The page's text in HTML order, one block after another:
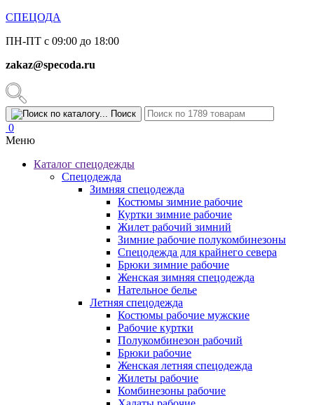
СПЕЦОДА
ПН-ПТ с 09:00 до 18:00
zakaz@specoda.ru
Поиск
0
Меню
Каталог спецодежды
Спецодежда
Зимняя спецодежда
Костюмы зимние рабочие
Куртки зимние рабочие
Жилет рабочий зимний
Зимние рабочие полукомбинезоны
Спецодежда для крайнего севера
Брюки зимние рабочие
Женская зимняя спецодежда
Нательное белье
Летняя спецодежда
Костюмы рабочие мужские
Рабочие куртки
Полукомбинезон рабочий
Брюки рабочие
Женская летняя спецодежда
Жилеты рабочие
Комбинезоны рабочие